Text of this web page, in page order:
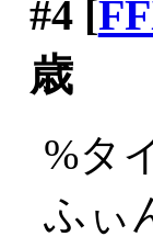
#4[
歳
%タ
ふぃ